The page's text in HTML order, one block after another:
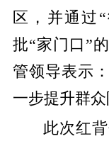
区，并通过
批“家门口”
管领导表示
一步提升群众
此次红